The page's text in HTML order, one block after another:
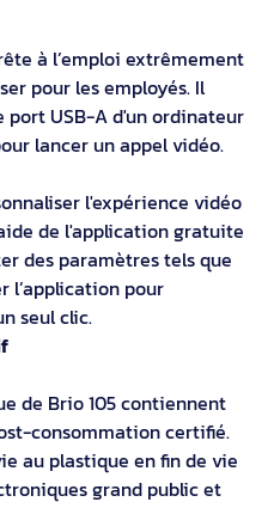
à l’emploi extrêmement
pour les employés. Il
port USB-A d'un ordinateur
lancer un appel vidéo.
l'expérience vidéo
de l'application gratuite
des paramètres tels que
l’application pour
seul clic.
de Brio 105 contiennent
consommation certifié.
au plastique en fin de vie
grand public et